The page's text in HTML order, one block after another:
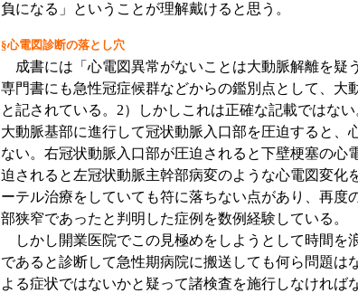
負になる」ということが理解戴けると思う。
§心電図診断の落とし穴
成書には「心電図異常がないことは大動脈解離を疑
専門書にも急性冠症候群などからの鑑別点として、大
と記されている。2）しかしこれは正確な記載ではな
大動脈基部に進行して冠状動脈入口部を圧迫すると、
ない。右冠状動脈入口部が圧迫されると下壁梗塞の心
迫されると左冠状動脈主幹部病変のような心電図変化
ーテル治療をしていても符に落ちない点があり、再度
部狭窄であったと判明した症例を数例経験している。
しかし開業医院でこの見極めをしようとして時間を
であると診断して急性期病院に搬送しても何ら問題は
よる症状ではないかと疑って諸検査を施行しなければ